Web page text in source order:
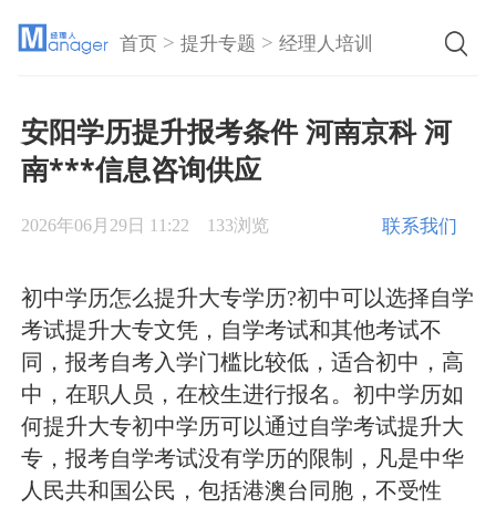
首页 >提升专题 >经理人培训
安阳学历提升报考条件 河南京科 河
南***信息咨询供应
2026年06月29日 11:22 133浏览 联系我们
初中学历怎么提升大专学历?初中可以选择自学
考试提升大专文凭，自学考试和其他考试不
同，报考自考入学门槛比较低，适合初中，高
中，在职人员，在校生进行报名。初中学历如
何提升大专初中学历可以通过自学考试提升大
专，报考自学考试没有学历的限制，凡是中华
人民共和国公民，包括港澳台同胞，不受性